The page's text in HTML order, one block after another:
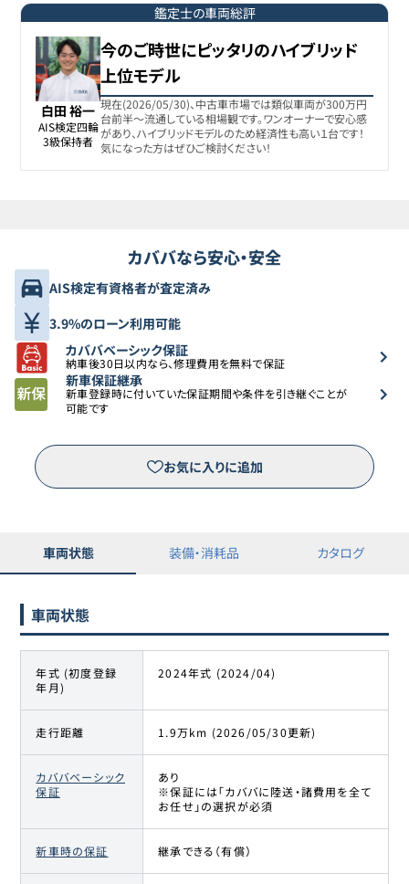
7 カローラクロス 337.8万円 331万円
8
トヨタ
カローラクロス
9
トヨタ
カローラクロス 339.5万円 327万円
トヨタ
カローラクロス 339.8万円
12 カローラクロス
13
トヨタ
カローラクロス
14 344.9万円 332.9万円
16 カローラクロス
17 349.8万円 336.6万円
18 カローラクロス
トヨタ
カローラクロス
20 カローラクロス 354.9万円 342.8万円
トヨタ
鑑定士の車両総評
白田 裕一
AIS検定四輪
3級保持者
今のご時世にピッタリのハイブリッド
上位モデル
現在(2026/05/30)、中古車市場では類似車両が300万円
台前半〜流通している相場観です。ワンオーナーで安心感
があり、ハイブリッドモデルのため経済性も高い１台です！
気になった方はぜひご検討ください！
カババなら安心・安全
AIS検定有資格者が査定済み
3.9%のローン利用可能
カババベーシック保証
納車後30日以内なら、修理費用を無料で保証
新車保証継承
新車登録時に付いていた保証期間や条件を引き継ぐことが
可能です
お気に入りに追加
車両状態 装備・消耗品 カタログ
車両状態
年式 (初度登録
年月)
2024年式 (2024/04)
走行距離 1.9万km (2026/05/30更新)
カババベーシック
保証
あり
※保証には「カババに陸送・諸費用を全て
お任せ」の選択が必須
新車時の保証 継承できる（有償）